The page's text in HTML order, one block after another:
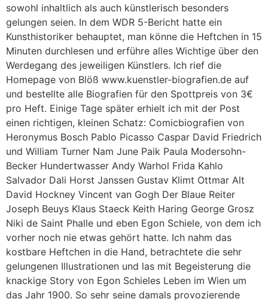
sowohl inhaltlich als auch künstlerisch besonders
gelungen seien. In dem WDR 5-Bericht hatte ein
Kunsthistoriker behauptet, man könne die Heftchen in 15
Minuten durchlesen und erführe alles Wichtige über den
Werdegang des jeweiligen Künstlers. Ich rief die
Homepage von Blöß www.kuenstler-biografien.de auf
und bestellte alle Biografien für den Spottpreis von 3€
pro Heft. Einige Tage später erhielt ich mit der Post
einen richtigen, kleinen Schatz: Comicbiografien von
Heronymus Bosch Pablo Picasso Caspar David Friedrich
und William Turner Nam June Paik Paula Modersohn-
Becker Hundertwasser Andy Warhol Frida Kahlo
Salvador Dali Horst Janssen Gustav Klimt Ottmar Alt
David Hockney Vincent van Gogh Der Blaue Reiter
Joseph Beuys Klaus Staeck Keith Haring George Grosz
Niki de Saint Phalle und eben Egon Schiele, von dem ich
vorher noch nie etwas gehört hatte. Ich nahm das
kostbare Heftchen in die Hand, betrachtete die sehr
gelungenen Illustrationen und las mit Begeisterung die
knackige Story von Egon Schieles Leben im Wien um
das Jahr 1900. So sehr seine damals provozierende